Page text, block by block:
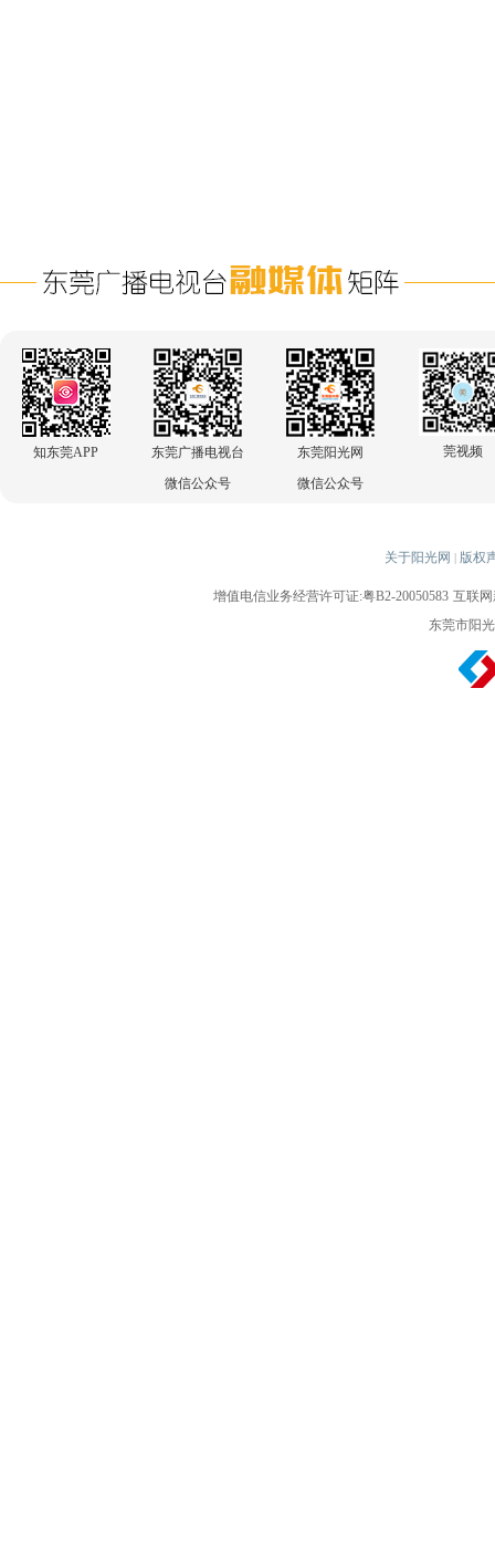
知东莞APP
东莞广播电视台
微信公众号
东莞阳光网
微信公众号
莞视频
关于阳光网 | 版权
增值电信业务经营许可证:粤B2-20050583 互联网
东莞市阳